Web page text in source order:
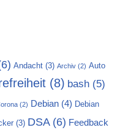
Andacht (3) Archiv (2) Auto
(8) bash (5)
(2) Debian (4) Debian
(3) DSA(6) Feedback